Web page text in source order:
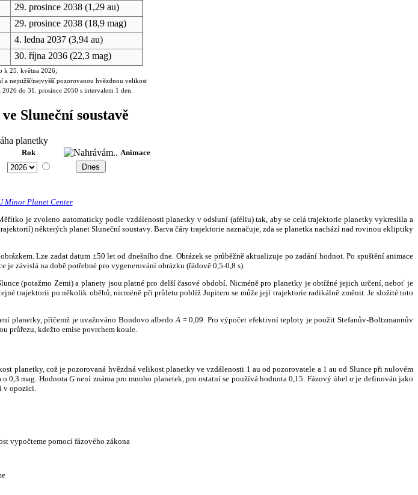
29. prosince 2038(1,29 au)
29. prosince 2038(18,9 mag)
4. ledna 2037(3,94 au)
30. října 2036(22,3 mag)
k 25. května 2026;
a nejnižší/nejvyšší pozorovanou hvězdnou velikost
do 31. prosince 2050 s intervalem 1 den.
Sluneční soustavě
Rok Animace
Minor Planet Center
je zvoleno automaticky podle vzdálenosti planetky v odsluní (aféliu) tak, aby se celá trajektorie planetky vykreslila a
některých planet Sluneční soustavy. Barva čáry trajektorie naznačuje, zda se planetka nachází nad rovinou ekliptiky
Lze zadat datum ±50 let od dnešního dne. Obrázek se průběžně aktualizuje po zadání hodnot. Po spuštění animace
závislá na době potřebné pro vygenerování obrázku (řádově 0,5-0,8 s).
(potažmo Zemi) a planety jsou platné pro delší časové období. Nicméně pro planetky je obtížné jejich určení, neboť je
trajektorii po několik oběhů, nicméně při průletu poblíž Jupiteru se může její trajektorie radikálně změnit. Je složité toto
planetky, přičemž je uvažováno Bondovo albedo A = 0,09. Pro výpočet efektivní teploty je použit Stefanův-Boltzmannův
průřezu, kdežto emise povrchem koule.
planetky, což je pozorovaná hvězdná velikost planetky ve vzdálenosti 1 au od pozorovatele a 1 au od Slunce při nulovém
o 0,3 mag. HodnotaG není známa pro mnoho planetek, pro ostatní se používá hodnota 0,15. Fázový úhelα je definován jako
v opozici.
vypočteme pomocí fázového zákona